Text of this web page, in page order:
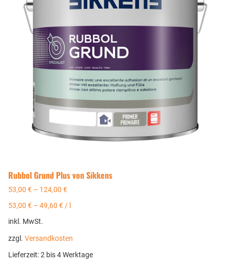
Rubbol Grund Plus von Sikkens
53,00 € – 124,00 €
53,00 € – 49,60 €/
inkl. MwSt.
zzgl. Versandkosten
Lieferzeit:2 bis 4 Werktage